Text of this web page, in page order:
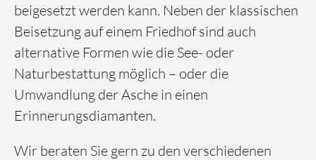
beigesetzt werden kann. Neben der klassischen
Beisetzung auf einem Friedhof sind auch
alternative Formen wie die See- oder
Naturbestattung möglich – oder die
Umwandlung der Asche in einen
Erinnerungsdiamanten.
Wir beraten Sie gern zu den verschiedenen